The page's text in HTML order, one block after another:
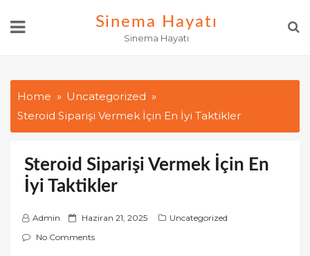
Sinema Hayatı
Sinema Hayatı
Home
Uncategorized
Steroid Siparişi Vermek İçin En İyi Taktikler
Steroid Siparişi Vermek İçin En
İyi Taktikler
Admin
P
o
Haziran 21, 2025
Uncategorized
No Comments